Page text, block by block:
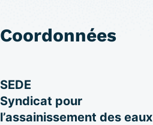
Coordonnées
SEDE
Syndicat pour
l’assainissement des eaux